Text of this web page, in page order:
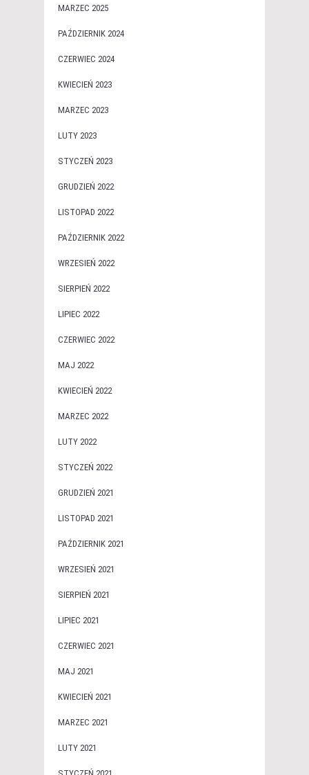
MARZEC 2025
PAŹDZIERNIK 2024
CZERWIEC 2024
KWIECIEŃ 2023
MARZEC 2023
LUTY 2023
STYCZEŃ 2023
GRUDZIEŃ 2022
LISTOPAD 2022
PAŹDZIERNIK 2022
WRZESIEŃ 2022
SIERPIEŃ 2022
LIPIEC 2022
CZERWIEC 2022
MAJ 2022
KWIECIEŃ 2022
MARZEC 2022
LUTY 2022
STYCZEŃ 2022
GRUDZIEŃ 2021
LISTOPAD 2021
PAŹDZIERNIK 2021
WRZESIEŃ 2021
SIERPIEŃ 2021
LIPIEC 2021
CZERWIEC 2021
MAJ 2021
KWIECIEŃ 2021
MARZEC 2021
LUTY 2021